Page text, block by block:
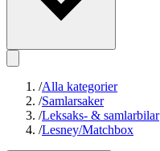
/Alla kategorier
/Samlarsaker
/Leksaks- & samlarbilar
/Lesney/Matchbox